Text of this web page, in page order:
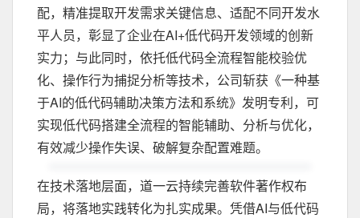
配，精准提取开发需求关键信息、适配不同开发水
平人员，彰显了企业在AI+低代码开发领域的创新
实力；与此同时，依托低代码全流程智能校验优
化、操作行为捕捉分析等技术，公司斩获《一种基
于AI的低代码辅助决策方法和系统》发明专利，可
实现低代码搭建全流程的智能辅助、分析与优化，
有效减少操作失误、破解复杂配置难题。
在技术落地层面，道一云持续完善软件著作权布
局，将落地实践转化为扎实成果。凭借AI与低代码